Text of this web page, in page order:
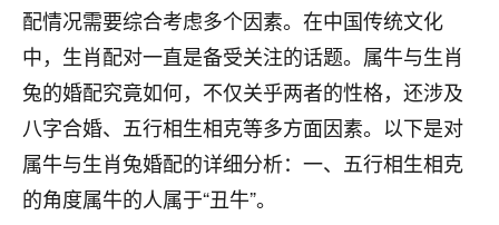
配情况需要综合考虑多个因素。在中国传统文化
中，生肖配对一直是备受关注的话题。属牛与生肖
兔的婚配究竟如何，不仅关乎两者的性格，还涉及
八字合婚、五行相生相克等多方面因素。以下是对
属牛与生肖兔婚配的详细分析：一、五行相生相克
的角度属牛的人属于“丑牛”。
鹿森：是的，其实跟老师聊过之后，最大的感
触，首先就是心态会变好，万般皆是命，半点
不由人！
1天前 来自四川 9
金白水清
我也想找老师看看，有没有人给个联系方式的啊？